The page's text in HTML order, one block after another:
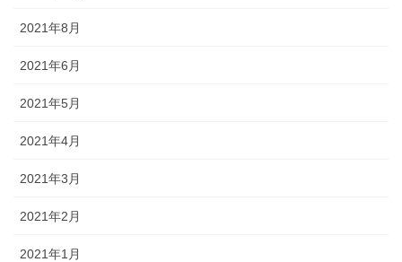
2021年8月
2021年6月
2021年5月
2021年4月
2021年3月
2021年2月
2021年1月